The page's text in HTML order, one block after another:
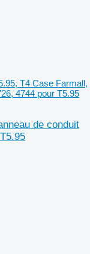
T4 Case Farmall,
4744 pour T5.95
de conduit